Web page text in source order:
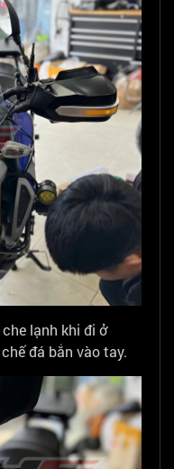
lạnh khi đi ở
đá bắn vào tay.